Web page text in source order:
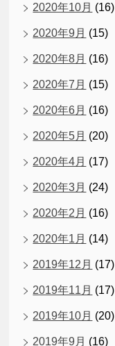
2020年10月 (16)
2020年9月 (15)
2020年8月 (16)
2020年7月 (15)
2020年6月 (16)
2020年5月 (20)
2020年4月 (17)
2020年3月 (24)
2020年2月 (16)
2020年1月 (14)
2019年12月 (17)
2019年11月 (17)
2019年10月 (20)
2019年9月 (16)